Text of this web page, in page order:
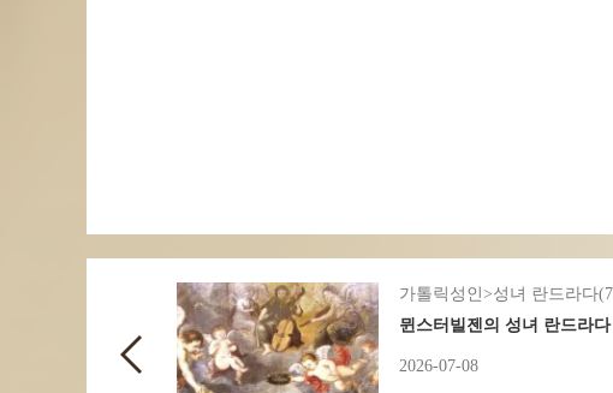
가톨릭성인>성녀 란드라다
뮌스터빌젠의 성녀 란드라다
2026-07-08